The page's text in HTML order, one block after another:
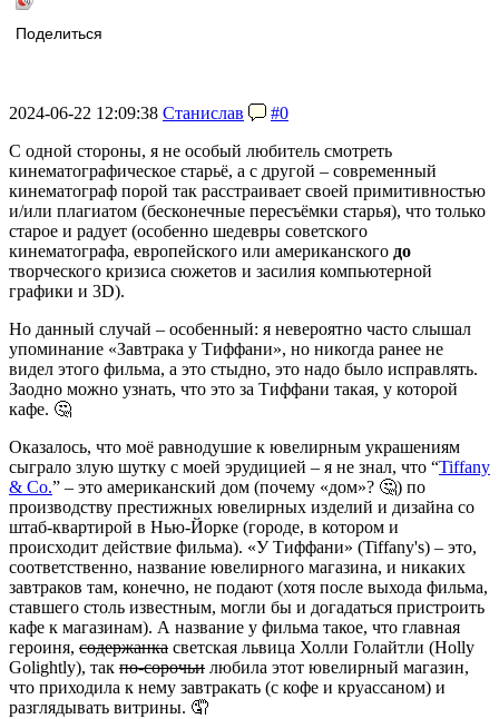
Поделиться
2024-06-22 12:09:38 Станислав
#0
С одной стороны, я не особый любитель смотреть
кинематографическое старьё, а с другой – современный
кинематограф порой так расстраивает своей примитивностью
и/или плагиатом (бесконечные пересъёмки старья), что только
старое и радует (особенно шедевры советского
кинематографа, европейского или американского до
творческого кризиса сюжетов и засилия компьютерной
графики и 3D).
Но данный случай – особенный: я невероятно часто слышал
упоминание «Завтрака у Тиффани», но никогда ранее не
видел этого фильма, а это стыдно, это надо было исправлять.
Заодно можно узнать, что это за Тиффани такая, у которой
кафе. 🤔
Оказалось, что моё равнодушие к ювелирным украшениям
сыграло злую шутку с моей эрудицией – я не знал, что “Tiffany
& Co.” – это американский дом (почему «дом»? 🤔) по
производству престижных ювелирных изделий и дизайна со
штаб-квартирой в Нью-Йорке (городе, в котором и
происходит действие фильма). «У Тиффани» (Tiffany's) – это,
соответственно, название ювелирного магазина, и никаких
завтраков там, конечно, не подают (хотя после выхода фильма,
ставшего столь известным, могли бы и догадаться пристроить
кафе к магазинам). А название у фильма такое, что главная
героиня, содержанка светская львица Холли Голайтли (Holly
Golightly), так по-сорочьи любила этот ювелирный магазин,
что приходила к нему завтракать (с кофе и круассаном) и
разглядывать витрины. 🤦